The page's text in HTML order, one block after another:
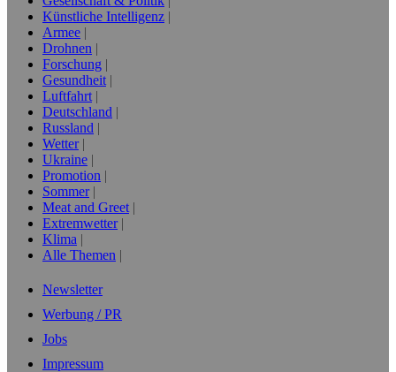
Künstliche Intelligenz
Armee
Drohnen
Forschung
Gesundheit
Luftfahrt
Deutschland
Russland
Wetter
Ukraine
Promotion
Sommer
Meat and Greet
Extremwetter
Klima
Alle Themen
Newsletter
Werbung / PR
Jobs
Impressum